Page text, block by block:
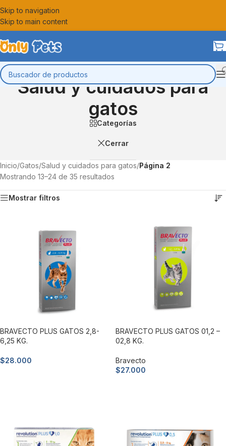
Skip to navigation
Skip to main content
Salud y cuidados para
gatos
Categorías
Cerrar
Inicio/Gatos/Salud y cuidados para gatos/Página 2
Mostrando 13–24 de 35 resultados
Mostrar filtros
BRAVECTO PLUS GATOS 2,8-
6,25 KG.
$28.000
BRAVECTO PLUS GATOS 01,2 –
02,8 KG.
Bravecto
$27.000